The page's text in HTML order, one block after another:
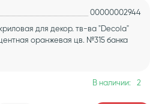
00000002944
для декор. тв-ва "Decola"
оранжевая цв. №315 банка
В наличии: 2